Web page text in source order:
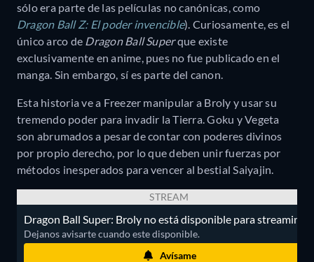
sólo era parte de las películas no canónicas, como
Dragon Ball Z: El poder invencible). Curiosamente, es el
único arco de Dragon Ball Superque existe
exclusivamente en anime, pues no fue publicado en el
manga. Sin embargo, sí es parte del canon.
Esta historia ve a Freezer manipular a Broly y usar su
tremendo poder para invadir la Tierra. Goku y Vegeta
son abrumados a pesar de contar con poderes divinos
por propio derecho, por lo que deben unir fuerzas por
métodos inesperados para vencer al bestial Saiyajin.
STREAM
Dragon Ball Super: Broly no está disponible para streaming.
Dejanos avisarte cuando este disponible.
Avísame